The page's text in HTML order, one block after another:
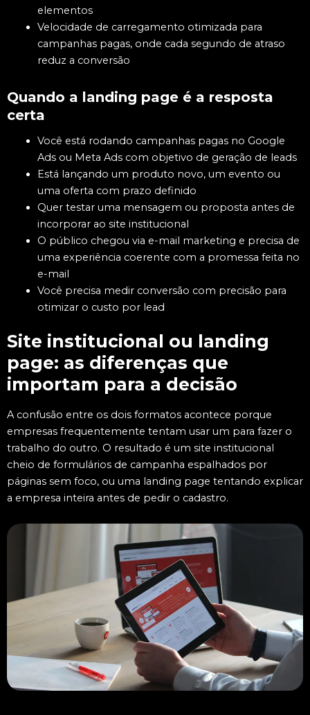
elementos
Velocidade de carregamento otimizada para
campanhas pagas, onde cada segundo de atraso
reduz a conversão
Quando a landing page é a resposta
certa
Você está rodando campanhas pagas no Google
Ads ou Meta Ads com objetivo de geração de leads
Está lançando um produto novo, um evento ou
uma oferta com prazo definido
Quer testar uma mensagem ou proposta antes de
incorporar ao site institucional
O público chegou via e-mail marketing e precisa de
uma experiência coerente com a promessa feita no
e-mail
Você precisa medir conversão com precisão para
otimizar o custo por lead
Site institucional ou landing
page: as diferenças que
importam para a decisão
A confusão entre os dois formatos acontece porque
empresas frequentemente tentam usar um para fazer o
trabalho do outro. O resultado é um site institucional
cheio de formulários de campanha espalhados por
páginas sem foco, ou uma landing page tentando explicar
a empresa inteira antes de pedir o cadastro.